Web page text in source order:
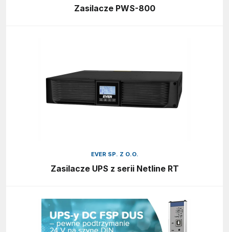
Zasilacze PWS-800
EVER SP. Z O.O.
Zasilacze UPS z serii Netline RT